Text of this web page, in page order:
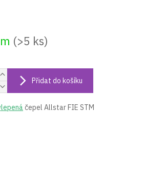
(>5 ks)
Přidat do košíku
čepel Allstar FIE STM